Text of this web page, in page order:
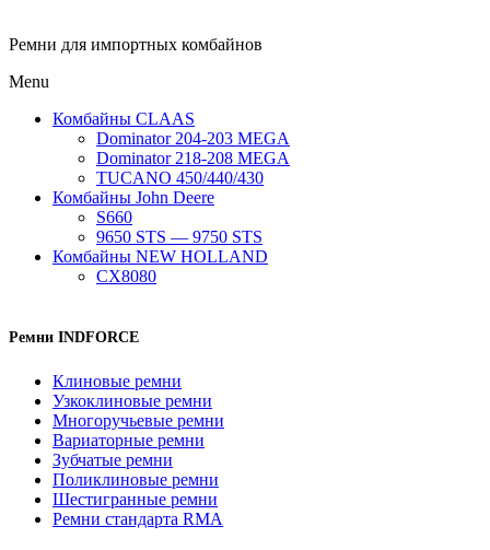
Ремни для импортных комбайнов
Menu
Комбайны CLAAS
Dominator 204-203 MEGA
Dominator 218-208 MEGA
TUCANO 450/440/430
Комбайны John Deere
S660
9650 STS — 9750 STS
Комбайны NEW HOLLAND
CX8080
Ремни INDFORCE
Клиновые ремни
Узкоклиновые ремни
Многоручьевые ремни
Вариаторные ремни
Зубчатые ремни
Поликлиновые ремни
Шестигранные ремни
Ремни стандарта RMA